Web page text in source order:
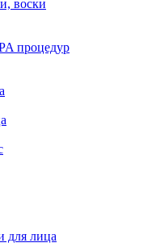
воски
процедур
для лица